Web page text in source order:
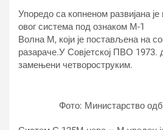
Упоредо са копненом развијана
овог система под ознаком М-1
Волна М, који је постављена на
разараче.У Совјетској ПВО 1973.
замењени четвороструким.
Фото: Министарство